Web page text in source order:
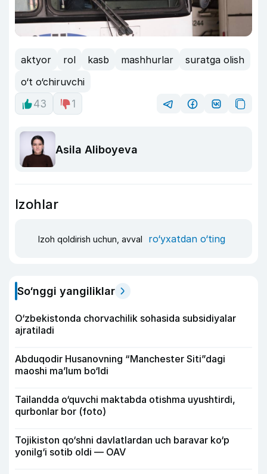
aktyor rol kasb mashhurlar
suratga olish
o‘t o‘chiruvchi
43
1
Asila Aliboyeva
Izohlar
Izoh qoldirish uchun, avval ro‘yxatdan o‘ting
So‘nggi yangiliklar
O‘zbekistonda chorvachilik sohasida subsidiyalar
ajratiladi
Abduqodir Husanovning “Manchester Siti”dagi
maoshi ma’lum bo‘ldi
Tailandda o‘quvchi maktabda otishma uyushtirdi,
qurbonlar bor (foto)
Tojikiston qo‘shni davlatlardan uch baravar ko‘p
yonilg‘i sotib oldi — OAV